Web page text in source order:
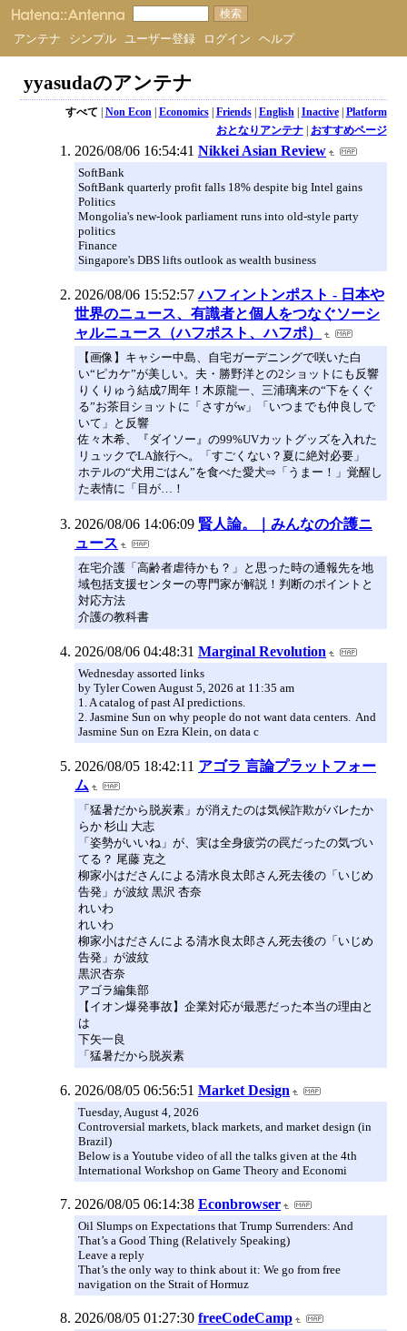
アンテナ シンプル ユーザー登録 ログイン ヘルプ
yyasudaのアンテナ
すべて | Non Econ| Economics| Friends| English| Inactive| Platform
おとなりアンテナ| おすすめページ
2026/08/06 16:54:41 Nikkei Asian Review
SoftBank
SoftBank quarterly profit falls 18% despite big Intel gains
Politics
Mongolia's new-look parliament runs into old-style party
politics
Finance
Singapore's DBS lifts outlook as wealth business
2026/08/06 15:52:57 ハフィントンポスト - 日本や
世界のニュース、有識者と個人をつなぐソーシ
ャルニュース（ハフポスト、ハフポ）
【画像】キャシー中島、自宅ガーデニングで咲いた白
い“ピカケ”が美しい。夫・勝野洋との2ショットにも反響
りくりゅう結成7周年！木原龍一、三浦璃来の“下をくぐ
る”お茶目ショットに「さすがw」「いつまでも仲良しで
いて」と反響
佐々木希、『ダイソー』の99%UVカットグッズを入れた
リュックでLA旅行へ。「すごくない？夏に絶対必要」
ホテルの“犬用ごはん”を食べた愛犬⇨「うまー！」覚醒し
た表情に「目が…！
2026/08/06 14:06:09 賢人論。｜みんなの介護ニ
ュース
在宅介護「高齢者虐待かも？」と思った時の通報先を地
域包括支援センターの専門家が解説！判断のポイントと
対応方法
介護の教科書
2026/08/06 04:48:31 Marginal Revolution
Wednesday assorted links
by Tyler Cowen August 5, 2026 at 11:35 am
1. A catalog of past AI predictions.
2. Jasmine Sun on why people do not want data centers. And
Jasmine Sun on Ezra Klein, on data c
2026/08/05 18:42:11 アゴラ 言論プラットフォー
ム
「猛暑だから脱炭素」が消えたのは気候詐欺がバレたか
らか 杉山 大志
「姿勢がいいね」が、実は全身疲労の罠だったの気づい
てる？ 尾藤 克之
柳家小はださんによる清水良太郎さん死去後の「いじめ
告発」が波紋 黒沢 杏奈
れいわ
れいわ
柳家小はださんによる清水良太郎さん死去後の「いじめ
告発」が波紋
黒沢杏奈
アゴラ編集部
【イオン爆発事故】企業対応が最悪だった本当の理由と
は
下矢一良
「猛暑だから脱炭素
2026/08/05 06:56:51 Market Design
Tuesday, August 4, 2026
Controversial markets, black markets, and market design (in
Brazil)
Below is a Youtube video of all the talks given at the 4th
International Workshop on Game Theory and Economi
2026/08/05 06:14:38 Econbrowser
Oil Slumps on Expectations that Trump Surrenders: And
That’s a Good Thing (Relatively Speaking)
Leave a reply
That’s the only way to think about it: We go from free
navigation on the Strait of Hormuz
2026/08/05 01:27:30 freeCodeCamp